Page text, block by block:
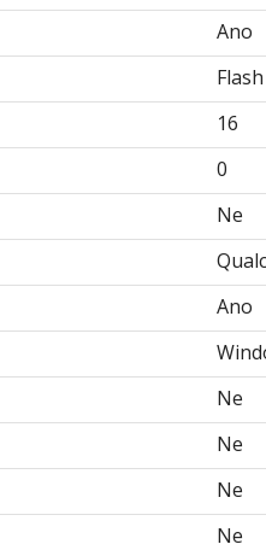
Ano
16
0
Ne
Ano
Ne
Ne
Ne
Ne